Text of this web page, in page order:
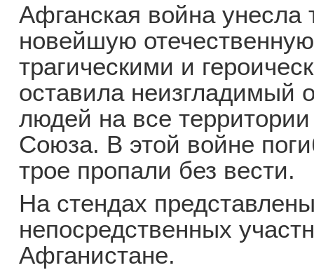
Афганская война
новейшую
трагическими и
оставила неизгладимый
людей на все
Союза. В этой войне
трое пропали без вести.
На стендах
непосредственных
Афганистане.